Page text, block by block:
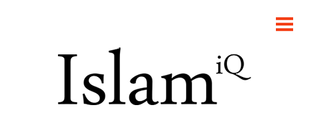
POLITIK
GESELLSCHAFT